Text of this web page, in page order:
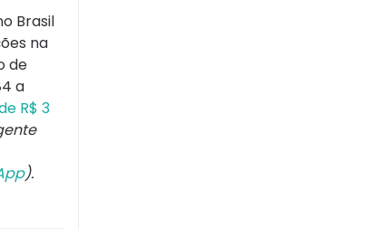
Brasil
na
de
a
R$ 3
).